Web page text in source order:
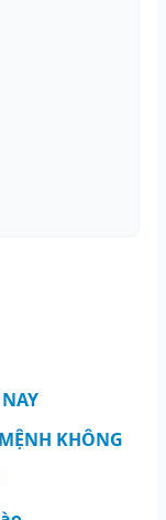
KHÔNG